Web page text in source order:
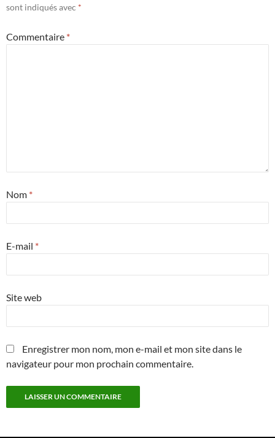
sont indiqués avec *
Commentaire *
Nom *
E-mail *
Site web
Enregistrer mon nom, mon e-mail et mon site dans le
navigateur pour mon prochain commentaire.